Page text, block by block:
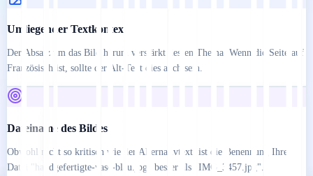
Umliegender Textkontext
Der Absatz um das Bild herum verstärkt dessen Thema. Wenn die Seite auf
Französisch ist, sollte der Alt-Text dies auch sein.
Dateiname des Bildes
Obwohl nicht so kritisch wie der Alternativtext, ist die Benennung Ihrer
Datei "handgefertigte-vase-blau.jpg" besser als "IMG_3457.jpg".